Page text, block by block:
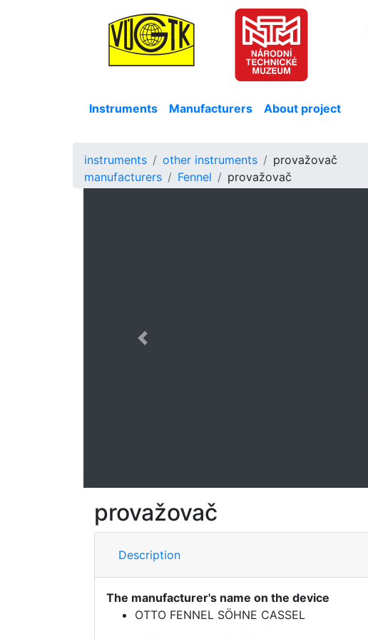
Instruments Manufacturers About project
instruments other instruments
provažovač
manufacturers
Fennel provažovač
Previous
provažovač
Description
The manufacturer's name on the device
OTTO FENNEL SÖHNE CASSEL